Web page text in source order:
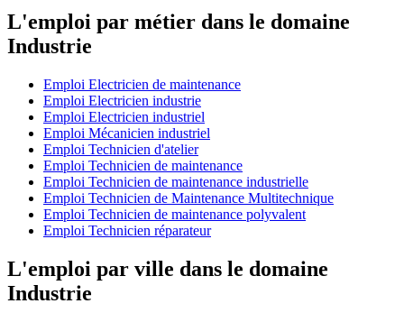
L'emploi par métier dans le domaine
Industrie
Emploi Electricien de maintenance
Emploi Electricien industrie
Emploi Electricien industriel
Emploi Mécanicien industriel
Emploi Technicien d'atelier
Emploi Technicien de maintenance
Emploi Technicien de maintenance industrielle
Emploi Technicien de Maintenance Multitechnique
Emploi Technicien de maintenance polyvalent
Emploi Technicien réparateur
L'emploi par ville dans le domaine
Industrie